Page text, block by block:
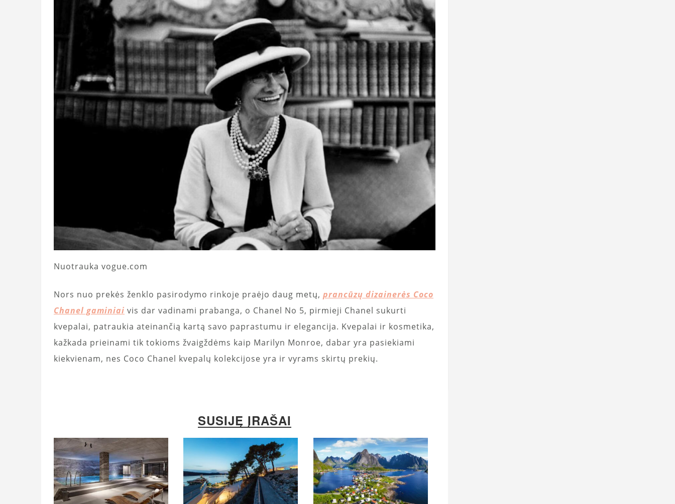
Nuotrauka vogue.com
Nors nuo prekės ženklo pasirodymo rinkoje praėjo daug metų, prancūzų dizainerės Coco
Chanel gaminiai vis dar vadinami prabanga, o Chanel No 5, pirmieji Chanel sukurti
kvepalai, patraukia ateinančią kartą savo paprastumu ir elegancija. Kvepalai ir kosmetika,
kažkada prieinami tik tokioms žvaigždėms kaip Marilyn Monroe, dabar yra pasiekiami
kiekvienam, nes Coco Chanel kvepalų kolekcijose yra ir vyrams skirtų prekių.
SUSIJĘ ĮRAŠAI